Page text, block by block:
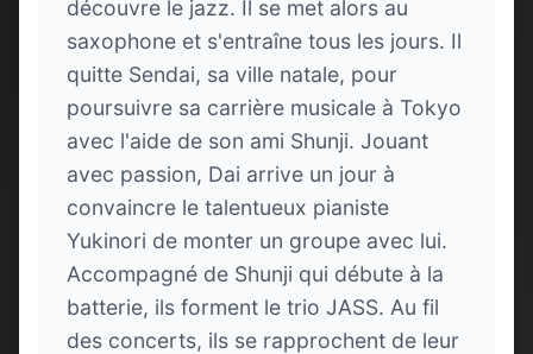
découvre le jazz. Il se met alors au
saxophone et s'entraîne tous les jours. Il
quitte Sendai, sa ville natale, pour
poursuivre sa carrière musicale à Tokyo
avec l'aide de son ami Shunji. Jouant
avec passion, Dai arrive un jour à
convaincre le talentueux pianiste
Yukinori de monter un groupe avec lui.
Accompagné de Shunji qui débute à la
batterie, ils forment le trio JASS. Au fil
des concerts, ils se rapprochent de leur